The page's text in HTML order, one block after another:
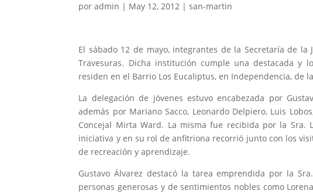
poradmin | May 12, 2012 |san-martin
El sábado 12 de mayo, integrantes de la Secretaría de
Travesuras. Dicha institución cumple una destacada y
residen en el Barrio Los Eucaliptus, en Independencia, de
La delegación de jóvenes estuvo encabezada por
además por Mariano Sacco, Leonardo Delpiero, Luis
Concejal Mirta Ward. La misma fue recibida por la
iniciativa y en su rol de anfitriona recorrió junto con los
de recreación y aprendizaje.
Gustavo Álvarez destacó la tarea emprendida por la
personas generosas y de sentimientos nobles como